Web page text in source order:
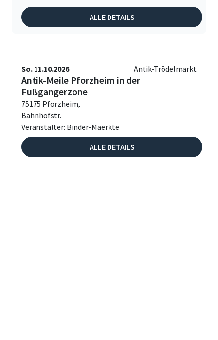
ALLE DETAILS
So. 11.10.2026 Antik-Trödelmarkt
Antik-Meile Pforzheim in der
Fußgängerzone
75175 Pforzheim,
Bahnhofstr.
Veranstalter: Binder-Maerkte
ALLE DETAILS